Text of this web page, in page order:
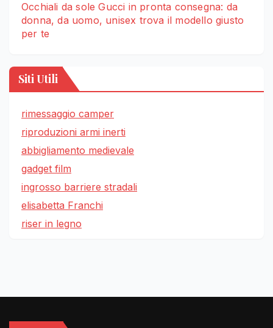
Occhiali da sole Gucci in pronta consegna: da
donna, da uomo, unisex trova il modello giusto
per te
Siti Utili
rimessaggio camper
riproduzioni armi inerti
abbigliamento medievale
gadget film
ingrosso barriere stradali
elisabetta Franchi
riser in legno